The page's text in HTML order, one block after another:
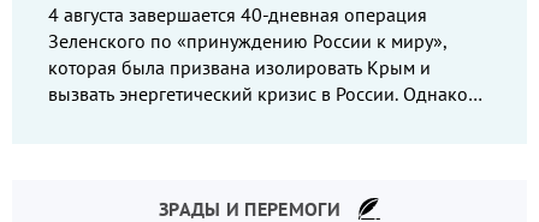
4 августа завершается 40-дневная операция
Зеленского по «принуждению России к миру»,
которая была призвана изолировать Крым и
вызвать энергетический кризис в России. Однако
ЗРАДЫ И ПЕРЕМОГИ